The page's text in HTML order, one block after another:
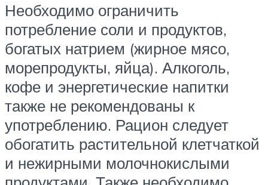
Необходимо ограничить
потребление соли и продуктов,
богатых натрием (жирное мясо,
морепродукты, яйца). Алкоголь,
кофе и энергетические напитки
также не рекомендованы к
употреблению. Рацион следует
обогатить растительной клетчаткой
и нежирными молочнокислыми